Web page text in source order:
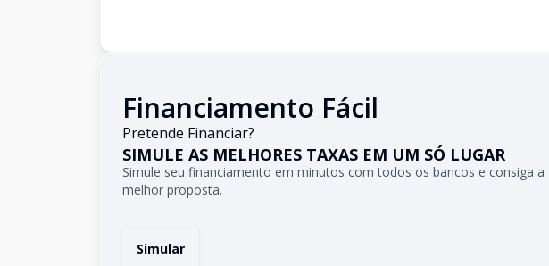
Financiamento Fácil
Pretende Financiar?
SIMULE AS MELHORES TAXAS EM UM SÓ LUGAR
Simule seu financiamento em minutos com todos os bancos e consiga a
melhor proposta.
Simular